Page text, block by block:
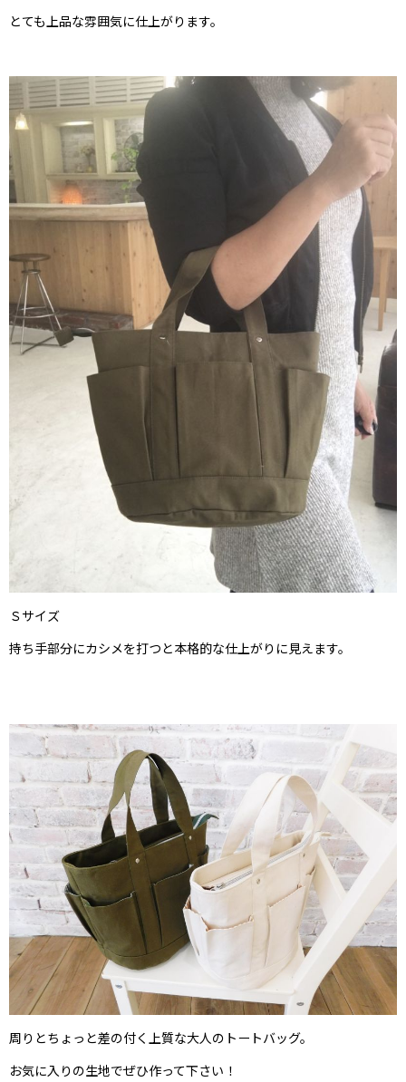
とても上品な雰囲気に仕上がります。
Ｓサイズ
持ち手部分にカシメを打つと本格的な仕上がりに見えます。
周りとちょっと差の付く上質な大人のトートバッグ。
お気に入りの生地でぜひ作って下さい！